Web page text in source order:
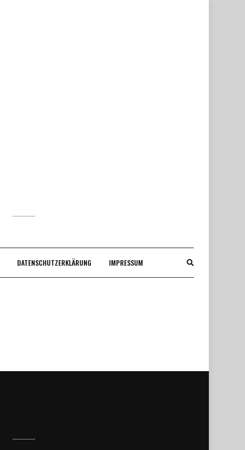
DATENSCHUTZERKLÄRUNG IMPRESSUM